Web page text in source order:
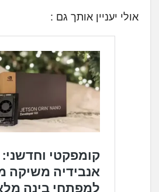
אולי יעניין אותך גם :